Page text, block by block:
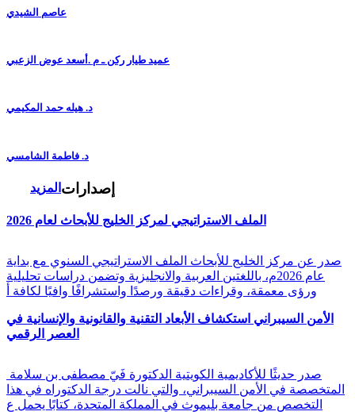
عاصم الشيدي
عميد طيار ركن ـ م .أسعد عوض الزعبي
د. هيله حمد المكيمي
د. فاطمة الشامسي
المزيد إصدارات
الملف الاستراتيجي لمركز الخليج للأبحاث لعام 2026
صدر عن مركز الخليج للأبحاث الملف الاستراتيجي السنوي مع بداية
عام 2026م، باللغتين العربية والانجليزية وتضمن دراسات تحليلية
ورؤى معمقة، وقراءات دقيقة ورصدًا واستشرافًا وافيًا لكافة أ
الأمن السيبراني استكشاف الأبعاد التقنية والقانونية والإنسانية في
العصر الرقمي
المتخصصة في الأمن السيبراني، والتي نالت درجة الدكتوراه في هذا
التخصص من جامعة بليموث في المملكة المتحدة، كتابًا يحمل ع